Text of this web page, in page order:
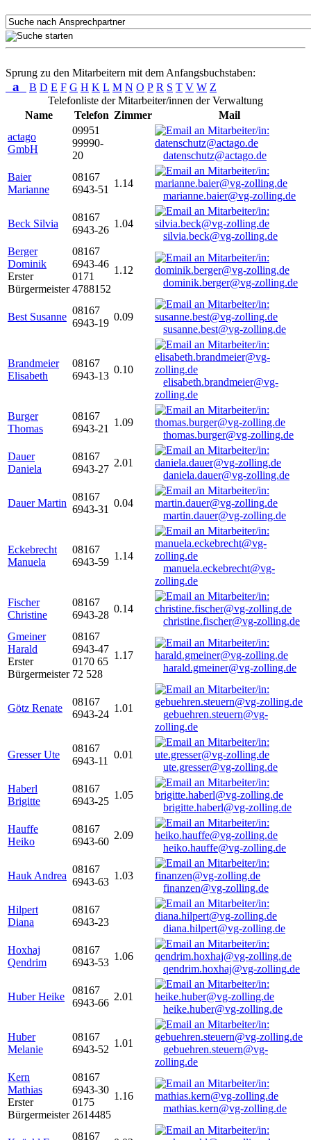
Sprung zu den Mitarbeitern mit dem Anfangsbuchstaben:
a B D E F G H K L M N O P R S T V W Z
Telefonliste der Mitarbeiter/innen der Verwaltung
Name
Telefon Zimmer
Mail
actago
GmbH
09951
99990-
20
datenschutz@actago.de
Baier
Marianne
08167
6943-51
1.14
marianne.baier@vg-zolling.de
Beck Silvia
08167
6943-26
1.04
silvia.beck@vg-zolling.de
Berger
Dominik
Erster
Bürgermeister
08167
6943-46
0171
4788152
1.12
dominik.berger@vg-zolling.de
Best Susanne
08167
6943-19
0.09
susanne.best@vg-zolling.de
Brandmeier
Elisabeth
08167
6943-13
0.10
elisabeth.brandmeier@vg-
zolling.de
Burger
Thomas
08167
6943-21
1.09
thomas.burger@vg-zolling.de
Dauer
Daniela
08167
6943-27
2.01
daniela.dauer@vg-zolling.de
Dauer Martin
08167
6943-31
0.04
martin.dauer@vg-zolling.de
Eckebrecht
Manuela
08167
6943-59
1.14
manuela.eckebrecht@vg-
zolling.de
Fischer
Christine
08167
6943-28
0.14
christine.fischer@vg-zolling.de
Gmeiner
Harald
Erster
Bürgermeister
08167
6943-47
0170 65
72 528
1.17
harald.gmeiner@vg-zolling.de
Götz Renate
08167
6943-24
1.01
gebuehren.steuern@vg-
zolling.de
Gresser Ute
08167
6943-11
0.01
ute.gresser@vg-zolling.de
Haberl
Brigitte
08167
6943-25
1.05
brigitte.haberl@vg-zolling.de
Hauffe
Heiko
08167
6943-60
2.09
heiko.hauffe@vg-zolling.de
Hauk Andrea
08167
6943-63
1.03
finanzen@vg-zolling.de
Hilpert
Diana
08167
6943-23
diana.hilpert@vg-zolling.de
Hoxhaj
Qendrim
08167
6943-53
1.06
qendrim.hoxhaj@vg-zolling.de
Huber Heike
08167
6943-66
2.01
heike.huber@vg-zolling.de
Huber
Melanie
08167
6943-52
1.01
gebuehren.steuern@vg-
zolling.de
Kern
Mathias
Erster
Bürgermeister
08167
6943-30
0175
2614485
1.16
mathias.kern@vg-zolling.de
08167